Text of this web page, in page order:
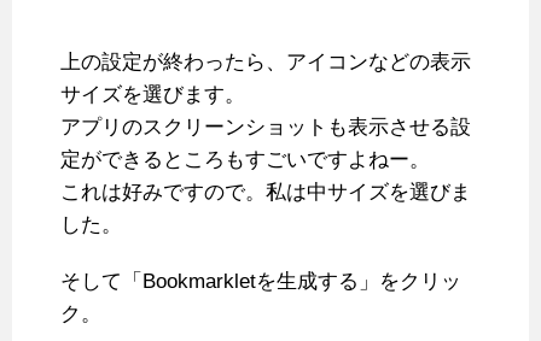
上の設定が終わったら、アイコンなどの表示
サイズを選びます。
アプリのスクリーンショットも表示させる設
定ができるところもすごいですよねー。
これは好みですので。私は中サイズを選びま
した。
そして「Bookmarkletを生成する」をクリッ
ク。